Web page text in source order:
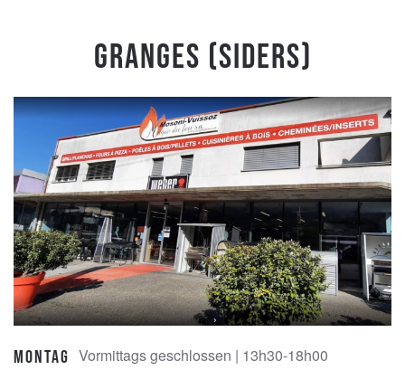
Granges (Siders)
Montag Vormittags geschlossen | 13h30-18h00